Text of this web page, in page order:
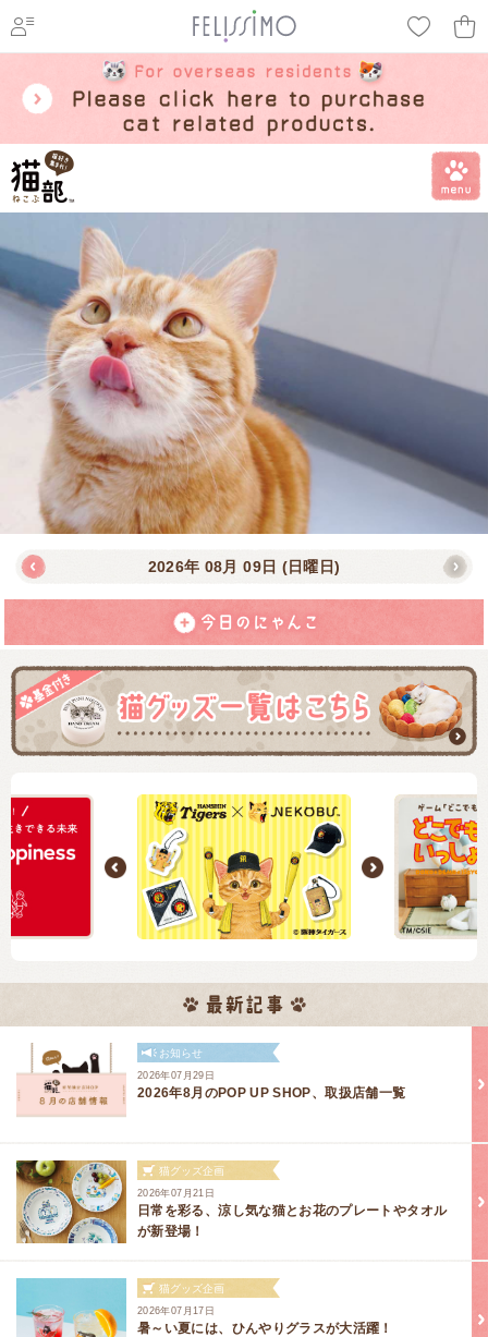
2026年 08月 09日 (日曜日)
お知らせ
2026年07月29日
2026年8月のPOP UP SHOP、取扱店舗一覧
猫グッズ企画
2026年07月21日
日常を彩る、涼し気な猫とお花のプレートやタオル
が新登場！
猫グッズ企画
2026年07月17日
暑～い夏には、ひんやりグラスが大活躍！